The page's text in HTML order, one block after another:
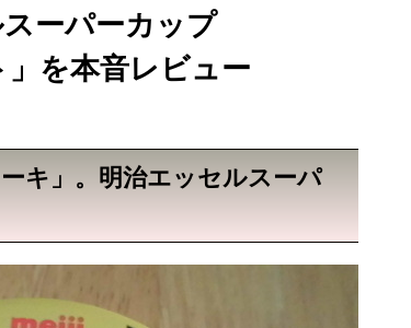
ーパーカップ
を本音レビュー
キ」。明治エッセルスーパ